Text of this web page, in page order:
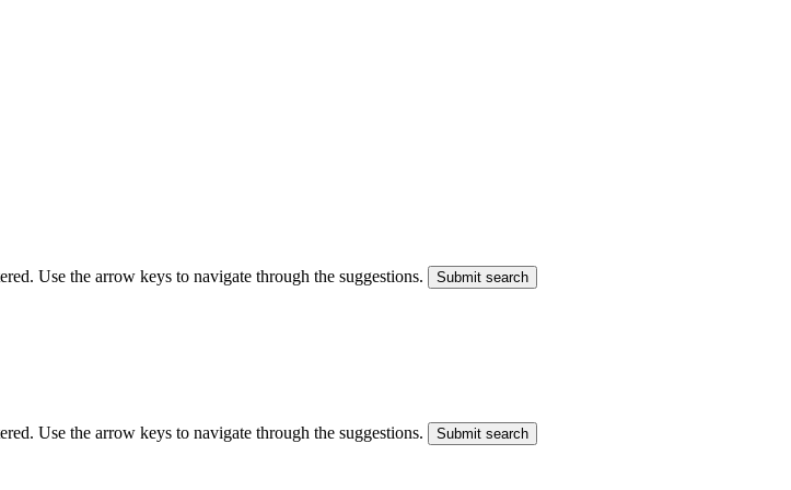
Use the arrow keys to navigate through the suggestions. Submit search
Use the arrow keys to navigate through the suggestions. Submit search